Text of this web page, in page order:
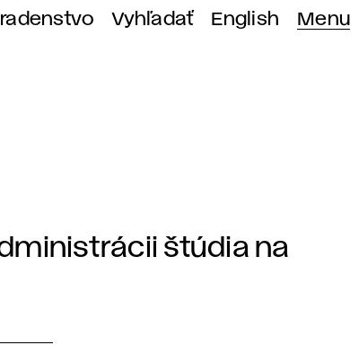
Vyhľadať English Menu
štúdia na